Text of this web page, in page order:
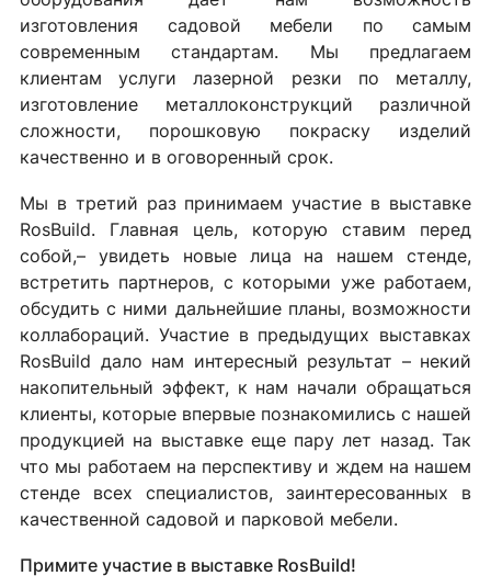
изготовления садовой мебели по самым
современным стандартам. Мы предлагаем
клиентам услуги лазерной резки по металлу,
изготовление металлоконструкций различной
сложности, порошковую покраску изделий
качественно и в оговоренный срок.
Мы в третий раз принимаем участие в выставке
RosBuild. Главная цель, которую ставим перед
собой,– увидеть новые лица на нашем стенде,
встретить партнеров, с которыми уже работаем,
обсудить с ними дальнейшие планы, возможности
коллабораций. Участие в предыдущих выставках
RosBuild дало нам интересный результат – некий
накопительный эффект, к нам начали обращаться
клиенты, которые впервые познакомились с нашей
продукцией на выставке еще пару лет назад. Так
что мы работаем на перспективу и ждем на нашем
стенде всех специалистов, заинтересованных в
качественной садовой и парковой мебели.
Примите участие в выставке RosBuild!